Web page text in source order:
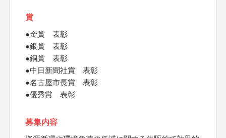
賞
●金賞 表彰
●銀賞 表彰
●銅賞 表彰
●中日新聞社賞 表彰
●名古屋市長賞 表彰
●優秀賞 表彰
募集内容